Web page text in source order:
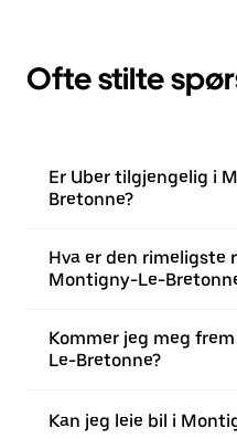
Ofte stilte
Er Uber tilgjengelig i
Bretonne?
Hva er den rimeligste
Montigny-Le-
Kommer jeg meg
Le-Bretonne?
Kan jeg leie bil i